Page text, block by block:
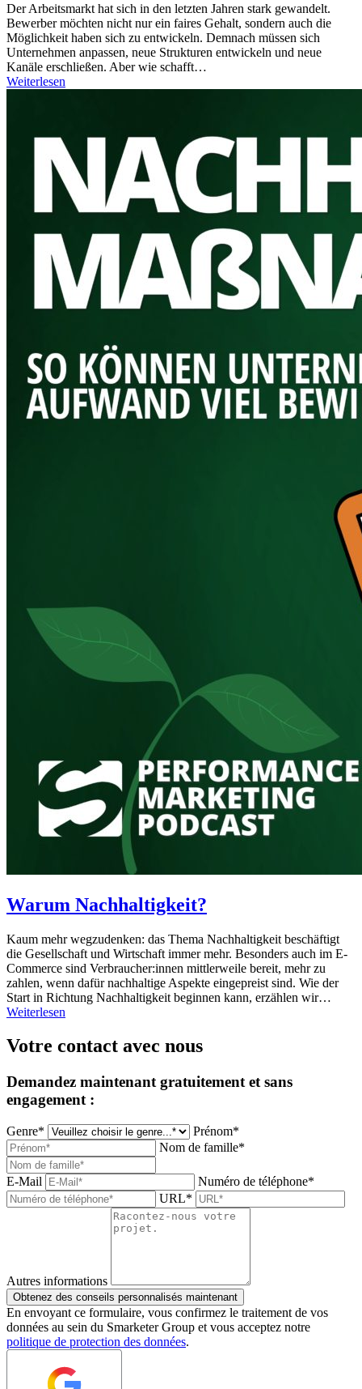
Der Arbeitsmarkt hat sich in den letzten Jahren stark gewandelt.
Bewerber möchten nicht nur ein faires Gehalt, sondern auch die
Möglichkeit haben sich zu entwickeln. Demnach müssen sich
Unternehmen anpassen, neue Strukturen entwickeln und neue
Kanäle erschließen. Aber wie schafft…
Weiterlesen
Warum Nachhaltigkeit?
Kaum mehr wegzudenken: das Thema Nachhaltigkeit beschäftigt
die Gesellschaft und Wirtschaft immer mehr. Besonders auch im E-
Commerce sind Verbraucher:innen mittlerweile bereit, mehr zu
zahlen, wenn dafür nachhaltige Aspekte eingepreist sind. Wie der
Start in Richtung Nachhaltigkeit beginnen kann, erzählen wir…
Weiterlesen
Votre contact avec nous
Demandez maintenant gratuitement et sans
engagement :
Genre*
Prénom*
Nom de famille*
E-Mail
Numéro de téléphone*
URL*
Autres informations
Obtenez des conseils personnalisés maintenant
En envoyant ce formulaire, vous confirmez le traitement de vos
données au sein du Smarketer Group et vous acceptez notre
politique de protection des données.